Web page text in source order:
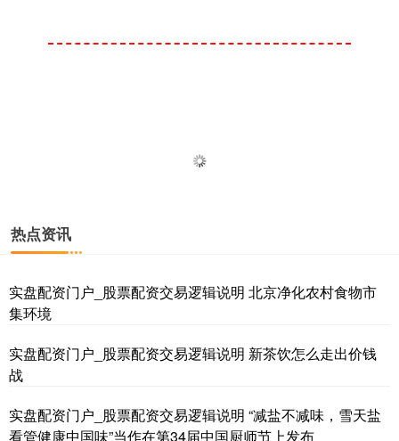
热点资讯
实盘配资门户_股票配资交易逻辑说明 北京净化农村食物市
集环境
实盘配资门户_股票配资交易逻辑说明 新茶饮怎么走出价钱
战
实盘配资门户_股票配资交易逻辑说明 “减盐不减味，雪天盐
看管健康中国味”当作在第34届中国厨师节上发布